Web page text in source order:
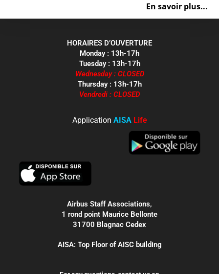
En savoir plus...
HORAIRES D’OUVERTURE
Monday : 13h-17h
Tuesday : 13h-17h
Wednesday : CLOSED
Thursday : 13h-17h
Vendredi : CLOSED
Application AISA Life
Airbus Staff Associations,
1 rond point Maurice Bellonte
31700 Blagnac Cedex
AISA: Top Floor of AISC building